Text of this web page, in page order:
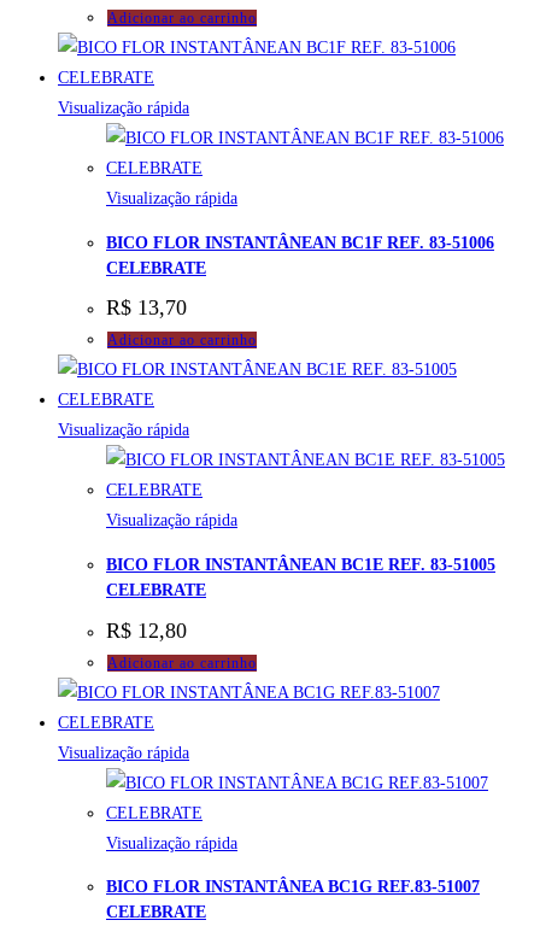
Adicionar ao carrinho
Visualização rápida
Visualização rápida
BICO FLOR INSTANTÂNEAN BC1F REF. 83-51006
CELEBRATE
R$ 13,70
Adicionar ao carrinho
Visualização rápida
Visualização rápida
BICO FLOR INSTANTÂNEAN BC1E REF. 83-51005
CELEBRATE
R$ 12,80
Adicionar ao carrinho
Visualização rápida
Visualização rápida
BICO FLOR INSTANTÂNEA BC1G REF.83-51007
CELEBRATE